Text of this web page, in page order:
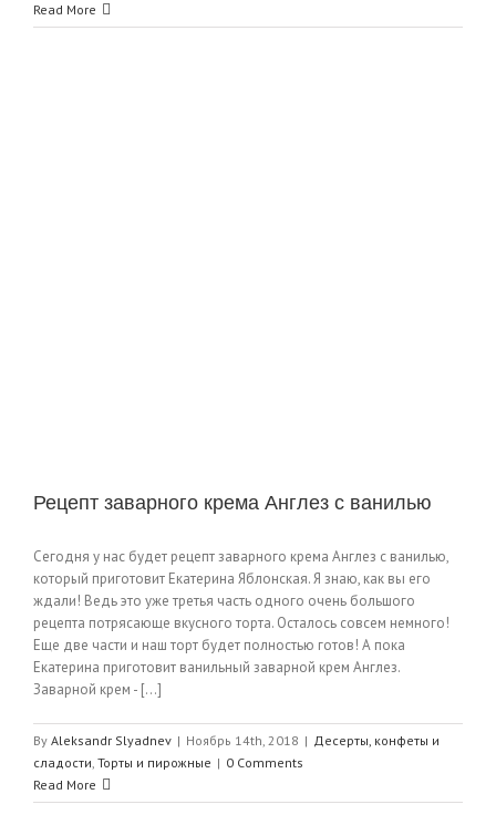
Read More
Рецепт заварного крема Англез с ванилью
Сегодня у нас будет рецепт заварного крема Англез с ванилью,
который приготовит Екатерина Яблонская. Я знаю, как вы его
ждали! Ведь это уже третья часть одного очень большого
рецепта потрясающе вкусного торта. Осталось совсем немного!
Еще две части и наш торт будет полностью готов! А пока
Екатерина приготовит ванильный заварной крем Англез.
Заварной крем - [...]
By Aleksandr Slyadnev | Ноябрь 14th, 2018 | Десерты, конфеты и
сладости, Торты и пирожные | 0 Comments
Read More